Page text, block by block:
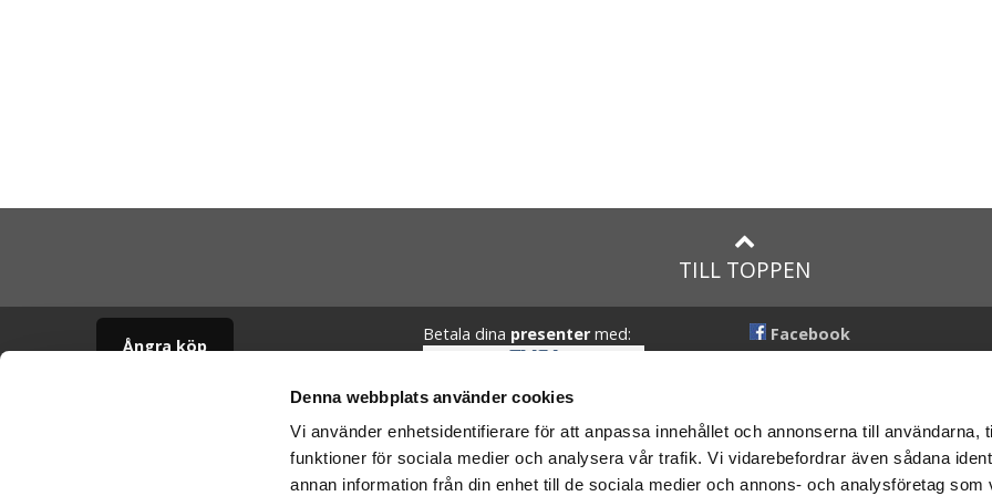
Denna webbplats använder cookies
Vi använder enhetsidentifierare för att anpassa innehållet och annonserna till användarna,
funktioner för sociala medier och analysera vår trafik. Vi vidarebefordrar även sådana
annan information från din enhet till de sociala medier och annons- och analysföretag som
TILL TOPPEN
Ångra köp
Betala dina presenter med:
Vi skickarpresentermed Posten och
Schenker:
Facebook